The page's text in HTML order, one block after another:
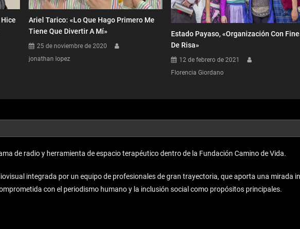
Ariel Tarico: «Lo Que Hago Primero Me
Tiene Que Divertir A Mí»
25 de noviembre de 2020
jonathan lopez
Estado Payaso, «Organización Con
De Risa»
12 de febrero de 2021
Florencia Giordano
de radio y herramienta de espacio terapéutico dentro de la Fundación Camino de Vida.
integrada por un equipo de profesionales de gran trayectoria, que aporta una mirada
con el periodismo humano y la inclusión social como propósitos principales.